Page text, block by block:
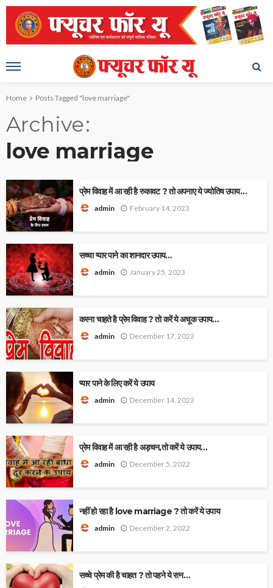
Home Posts Tagged "love marriage"
Archive
love marriage
प्रेम विवाह में आ रही है रुकावट ? तो अपनाए ये ज्योतिष उपाय…
admin February 14, 2023
सच्चा प्यार पाने का शानदार उपाय…
admin January 25, 2023
करना चाहते है प्रेम विवाह ? तो करें ये अचूक उपाय…
admin December 17, 2022
प्यार पाने के लिए करें ये उपाय
admin December 14, 2022
प्रेम विवाह में आ रही है अड़चन,तो करें ये उपाय…
admin December 5, 2022
नहीं हो रहा है love marriage ? तो करें ये उपाय
admin December 2, 2022
सच्चे प्रेम की है चाहत ? तो पहने ये रत्न…